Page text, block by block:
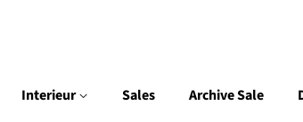
Interieur Sales Archive Sale